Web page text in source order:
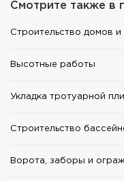
Смотрите также в
Строительство домов и
Высотные работы
Укладка тротуарной
Строительство
Ворота, заборы и